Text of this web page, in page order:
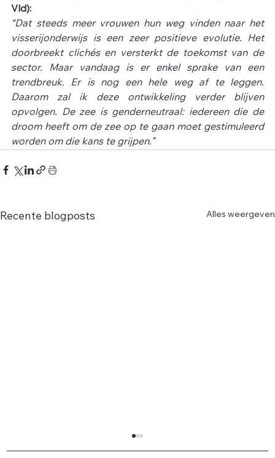
Vld):
“Dat steeds meer vrouwen hun weg vinden naar het
visserijonderwijs is een zeer positieve evolutie. Het
doorbreekt clichés en versterkt de toekomst van de
sector. Maar vandaag is er enkel sprake van een
trendbreuk. Er is nog een hele weg af te leggen.
Daarom zal ik deze ontwikkeling verder blijven
opvolgen. De zee is genderneutraal: iedereen die de
droom heeft om de zee op te gaan moet gestimuleerd
worden om die kans te grijpen.”
Recente blogposts Alles weergeven